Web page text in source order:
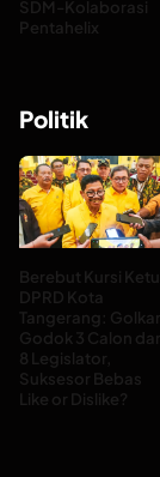
SDM-Kolaborasi
Pentahelix
Politik
Berebut Kursi
DPRD Kota
Tangerang: Golkar
Godok 3 Calon
8 Legislator,
Suksesor Bebas
Like or Dislike?